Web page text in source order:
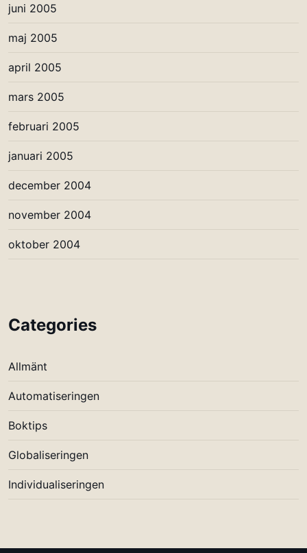
juni 2005
maj 2005
april 2005
mars 2005
februari 2005
januari 2005
december 2004
november 2004
oktober 2004
Categories
Allmänt
Automatiseringen
Boktips
Globaliseringen
Individualiseringen